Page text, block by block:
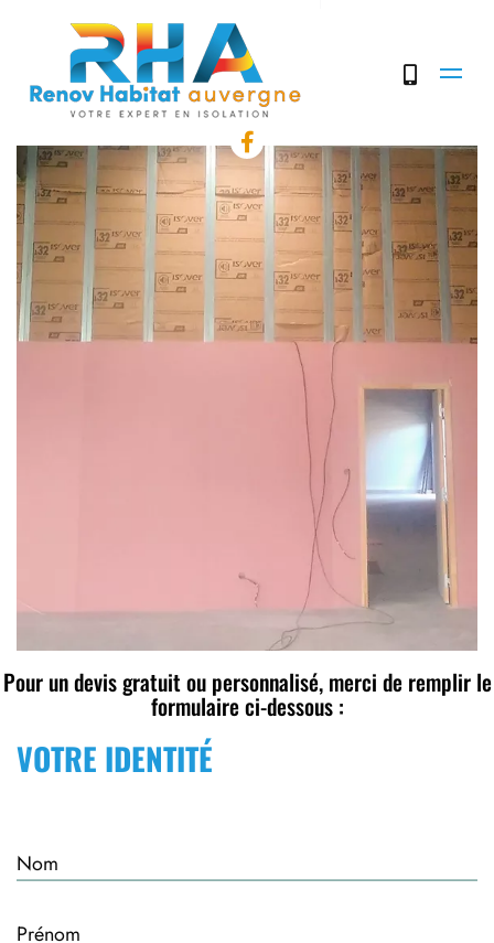
Pour un devis gratuit ou personnalisé, merci de remplir le
formulaire ci-dessous :
VOTRE IDENTITÉ
Nom
Prénom